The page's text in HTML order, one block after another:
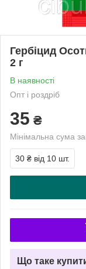
Гербіцид
2 г
В наявності
Опт і роздріб
35 ₴
Мінімальна сума
30 ₴ від 10 шт.
Що таке